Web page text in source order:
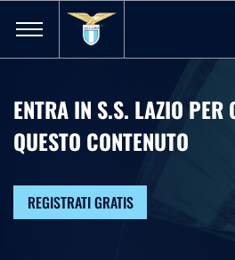
ENTRA IN S.S. LAZIO PER
QUESTO CONTENUTO
REGISTRATI GRATIS